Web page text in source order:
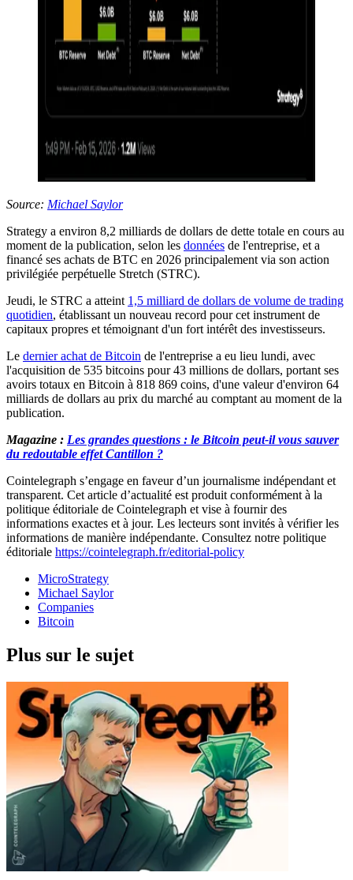
Source: Michael Saylor
Strategy a environ 8,2 milliards de dollars de dette totale en cours au
moment de la publication, selon les données de l'entreprise, et a
financé ses achats de BTC en 2026 principalement via son action
privilégiée perpétuelle Stretch (STRC).
Jeudi, le STRC a atteint 1,5 milliard de dollars de volume de trading
quotidien, établissant un nouveau record pour cet instrument de
capitaux propres et témoignant d'un fort intérêt des investisseurs.
Le dernier achat de Bitcoin de l'entreprise a eu lieu lundi, avec
l'acquisition de 535 bitcoins pour 43 millions de dollars, portant ses
avoirs totaux en Bitcoin à 818 869 coins, d'une valeur d'environ 64
milliards de dollars au prix du marché au comptant au moment de la
publication.
Magazine : Les grandes questions : le Bitcoin peut-il vous sauver
du redoutable effet Cantillon ?
Cointelegraph s’engage en faveur d’un journalisme indépendant et
transparent. Cet article d’actualité est produit conformément à la
politique éditoriale de Cointelegraph et vise à fournir des
informations exactes et à jour. Les lecteurs sont invités à vérifier les
informations de manière indépendante. Consultez notre politique
éditoriale https://cointelegraph.fr/editorial-policy
MicroStrategy
Michael Saylor
Companies
Bitcoin
Plus sur le sujet